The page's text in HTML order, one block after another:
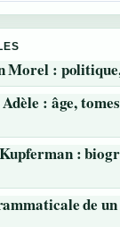
Morel :
: âge,
:
de